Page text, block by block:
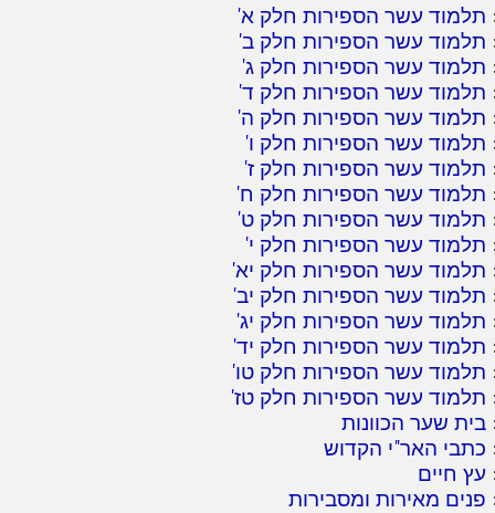
תלמוד עשר הספירות חלק א'
תלמוד עשר הספירות חלק ב'
תלמוד עשר הספירות חלק ג'
תלמוד עשר הספירות חלק ד'
תלמוד עשר הספירות חלק ה'
תלמוד עשר הספירות חלק ו'
תלמוד עשר הספירות חלק ז'
תלמוד עשר הספירות חלק ח'
תלמוד עשר הספירות חלק ט'
תלמוד עשר הספירות חלק י'
תלמוד עשר הספירות חלק יא'
תלמוד עשר הספירות חלק יב'
תלמוד עשר הספירות חלק יג'
תלמוד עשר הספירות חלק יד'
תלמוד עשר הספירות חלק טו'
תלמוד עשר הספירות חלק טז'
בית שער הכוונות
כתבי האר"י הקדוש
עץ חיים
פנים מאירות ומסבירות